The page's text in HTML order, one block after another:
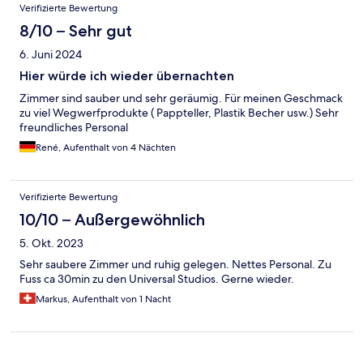
Verifizierte Bewertung
8/10 – Sehr gut
6. Juni 2024
Hier würde ich wieder übernachten
Zimmer sind sauber und sehr geräumig. Für meinen Geschmack
zu viel Wegwerfprodukte ( Pappteller, Plastik Becher usw.) Sehr
freundliches Personal
René, Aufenthalt von 4 Nächten
Verifizierte Bewertung
10/10 – Außergewöhnlich
5. Okt. 2023
Sehr saubere Zimmer und ruhig gelegen. Nettes Personal. Zu
Fuss ca 30min zu den Universal Studios. Gerne wieder.
Markus, Aufenthalt von 1 Nacht